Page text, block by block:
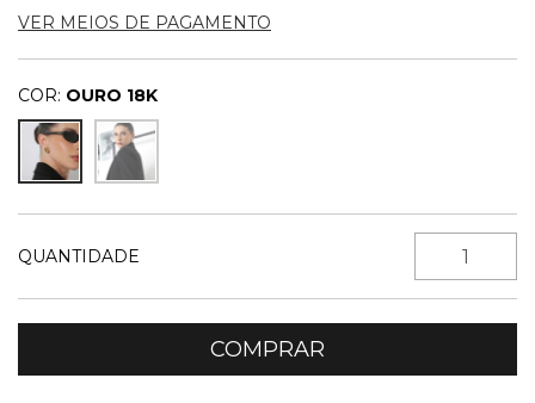
VER MEIOS DE PAGAMENTO
COR: OURO 18K
QUANTIDADE